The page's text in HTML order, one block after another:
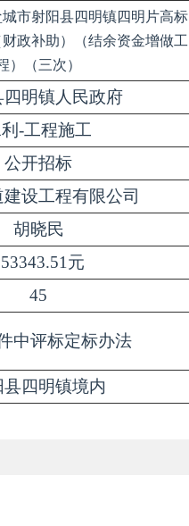
城市射阳县四明镇四明片高标
政补助）（结余资金增做工
）（三次）
四明镇人民政府
-工程施工
公开招标
设工程有限公司
胡晓民
元
45
中评标定标办法
县四明镇境内